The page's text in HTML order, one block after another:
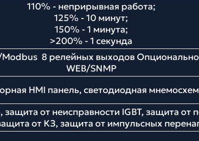
110% - неприрывная работа;
125% - 10 минут;
150% - 1 минута;
>200% - 1 секунда
8 релейных выходов Опционально
WEB/SNMP
HMI панель, светодиодная
от неисправности IGBT, защита от
от КЗ, защита от импульсных